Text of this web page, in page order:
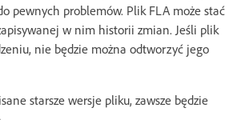
pewnych problemów. Plik FLA może stać
w nim historii zmian. Jeśli plik
nie będzie można odtworzyć jego
starsze wersje pliku, zawsze będzie